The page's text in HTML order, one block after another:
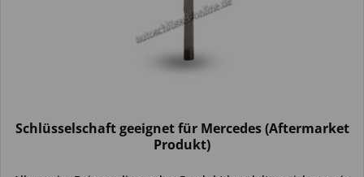
Schlüsselschaft geeignet für Mercedes (Aftermarket
Produkt)